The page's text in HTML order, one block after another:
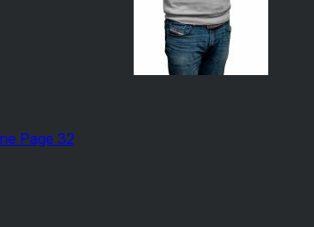
Page 32